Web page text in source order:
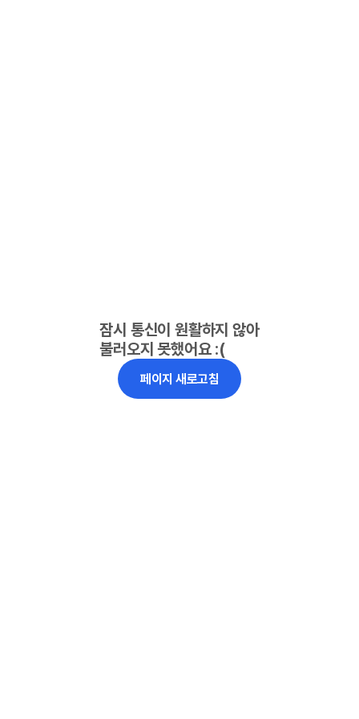
잠시 통신이 원활하지 않아
불러오지 못했어요 :(
페이지 새로고침